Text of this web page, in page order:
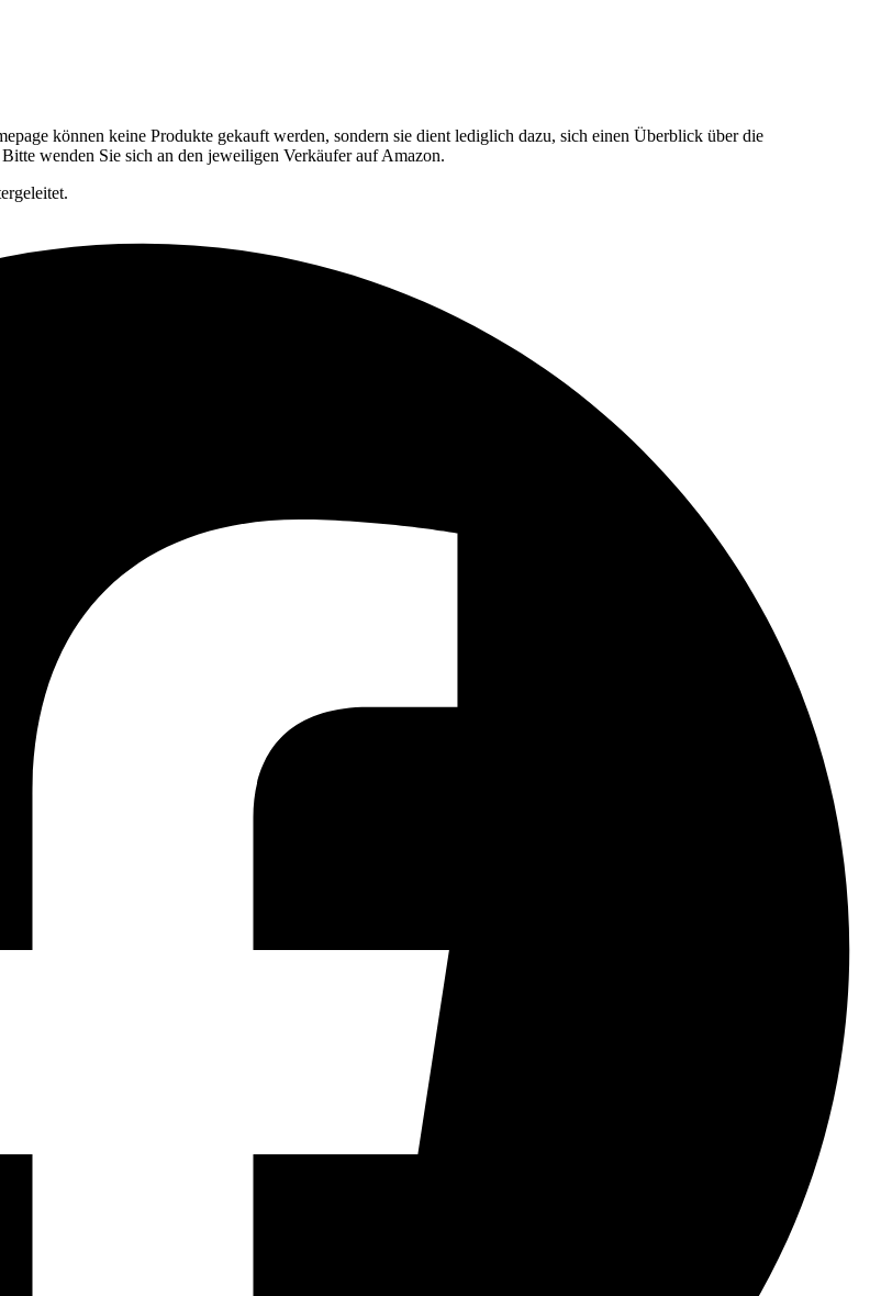
können keine Produkte gekauft werden, sondern sie dient lediglich dazu, sich einen Überblick über die
wenden Sie sich an den jeweiligen Verkäufer auf Amazon.